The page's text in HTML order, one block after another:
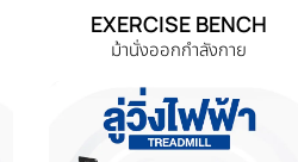
EXERCISE BENCH
ม้านั่งออกกำลังกาย